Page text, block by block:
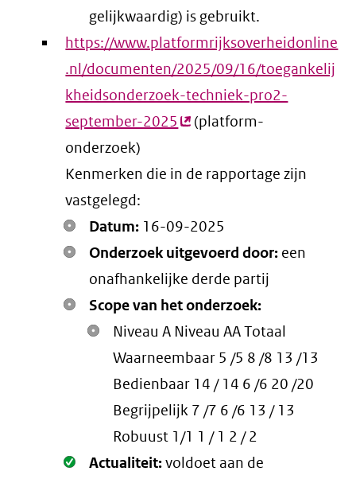
gelijkwaardig) is gebruikt.
https://www.platformrijksoverheidonline
.nl/documenten/2025/09/16/toegankelij
kheidsonderzoek-techniek-pro2-
september-2025 (externe
(platform-
onderzoek)
Kenmerken die in de rapportage zijn
vastgelegd:
Datum: 16-09-2025
Onderzoek uitgevoerd door: een
onafhankelijke derde partij
Scope van het onderzoek:
Niveau A Niveau AA Totaal
Waarneembaar 5 /5 8 /8 13 /13
Bedienbaar 14 / 14 6 /6 20 /20
Begrijpelijk 7 /7 6 /6 13 / 13
Robuust 1/1 1 / 1 2 / 2
Oké.
Actualiteit:voldoet aan de